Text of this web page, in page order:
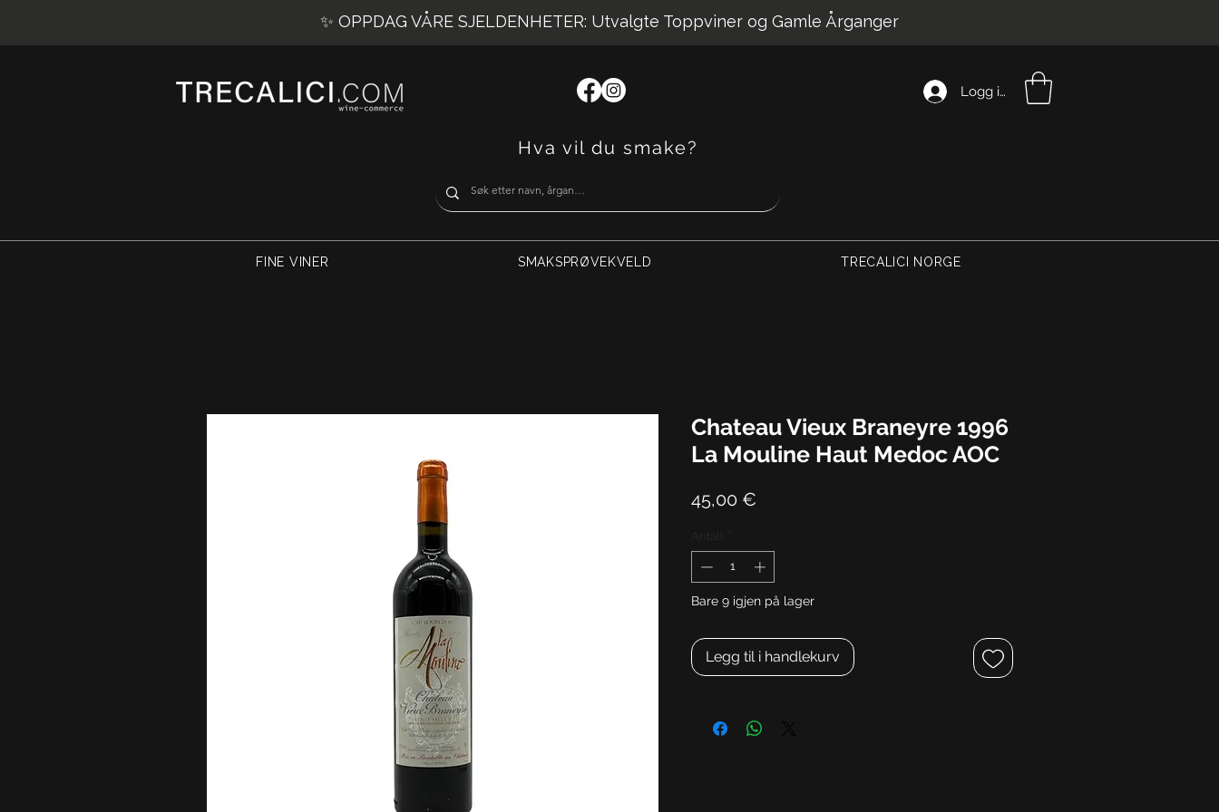
✨ OPPDAG VÅRE SJELDENHETER: Utvalgte Toppviner og Gamle Årganger
Logg inn
Hva vil du smake?
FINE VINER SMAKSPRØVEKVELD TRECALICI NORGE
Chateau Vieux Braneyre 1996
La Mouline Haut Medoc AOC
45,00 €
Bare 9 igjen på lager
Legg til i handlekurv